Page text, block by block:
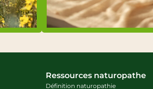
Ressources naturopathe
Définition naturopathie